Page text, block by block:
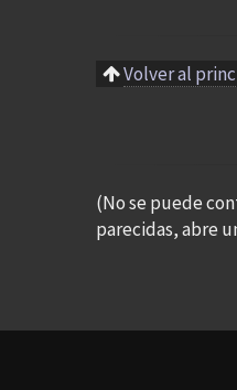
Volver al
(No se puede
parecidas, abre